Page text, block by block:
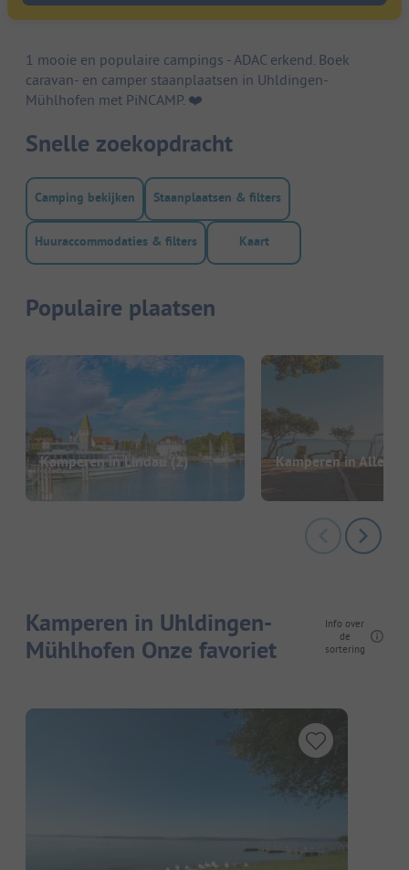
1 mooie en populaire campings - ADAC erkend. Boek
caravan- en camper staanplaatsen in Uhldingen-
Mühlhofen met PiNCAMP. ❤️️
Snelle zoekopdracht
Camping bekijken Staanplaatsen & filters
Huuraccommodaties & filters Kaart
Populaire plaatsen
Kamperen in Lindau (2) Kamperen in
Kamperen in Uhldingen-
Mühlhofen Onze favoriet
Info over
de
sortering